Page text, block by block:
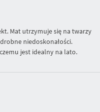
Mat utrzymuje się na twarzy
niedoskonałości.
jest idealny na lato.